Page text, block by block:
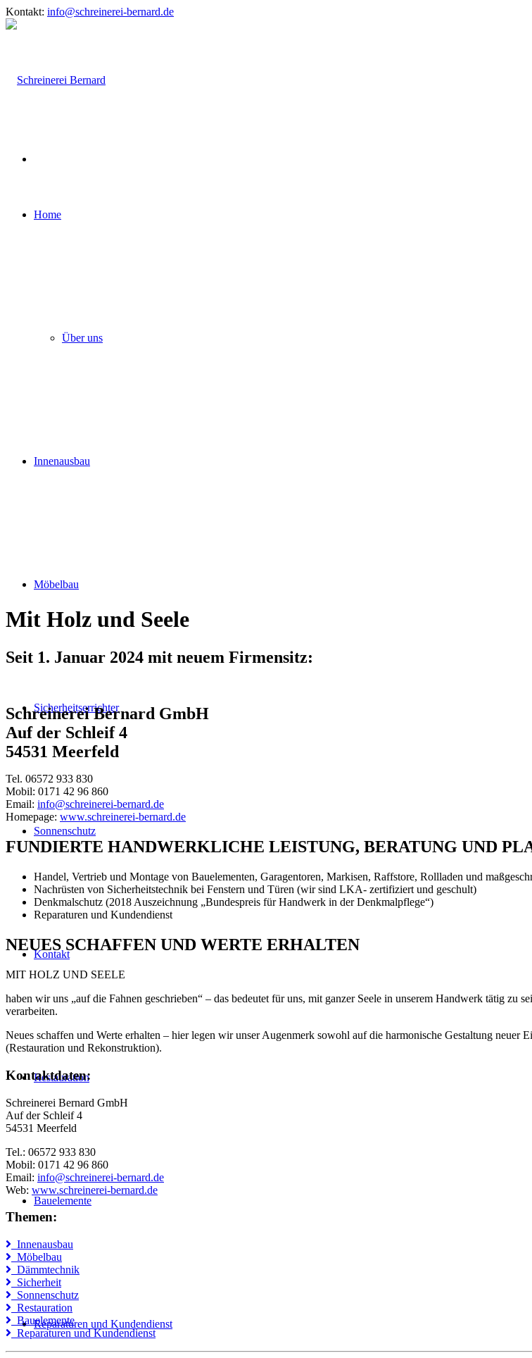
Kontakt: info@schreinerei-bernard.de
Home
Über uns
Innenausbau
Möbelbau
Sicherheitserrichter
Sonnenschutz
Kontakt
Restauration
Bauelemente
Reparaturen und Kundendienst
Mit Holz und Seele
Seit 1. Januar 2024 mit neuem Firmensitz:
Schreinerei Bernard GmbH
Auf der Schleif 4
54531 Meerfeld
Tel. 06572 933 830
Mobil: 0171 42 96 860
Email: info@schreinerei-bernard.de
Homepage: www.schreinerei-bernard.de
FUNDIERTE HANDWERKLICHE LEISTUNG, BERATUNG UND
Handel, Vertrieb und Montage von Bauelementen, Garagentoren, Markisen, Raffstore, Rollladen und
Nachrüsten von Sicherheitstechnik bei Fenstern und Türen (wir sind LKA- zertifiziert und geschult)
Denkmalschutz (2018 Auszeichnung „Bundespreis für Handwerk in der Denkmalpflege“)
Reparaturen und Kundendienst
NEUES SCHAFFEN UND WERTE ERHALTEN
MIT HOLZ UND SEELE
haben wir uns „auf die Fahnen geschrieben“ – das bedeutet für uns, mit ganzer Seele in unserem Handwerk tätig
verarbeiten.
Neues schaffen und Werte erhalten – hier legen wir unser Augenmerk sowohl auf die harmonische Gestaltung
(Restauration und Rekonstruktion).
Kontaktdaten:
Schreinerei Bernard GmbH
Auf der Schleif 4
54531 Meerfeld
Tel.: 06572 933 830
Mobil: 0171 42 96 860
Email: info@schreinerei-bernard.de
Web: www.schreinerei-bernard.de
Themen:
Innenausbau
Möbelbau
Dämmtechnik
Sicherheit
Sonnenschutz
Restauration
Bauelemente
Reparaturen und Kundendienst